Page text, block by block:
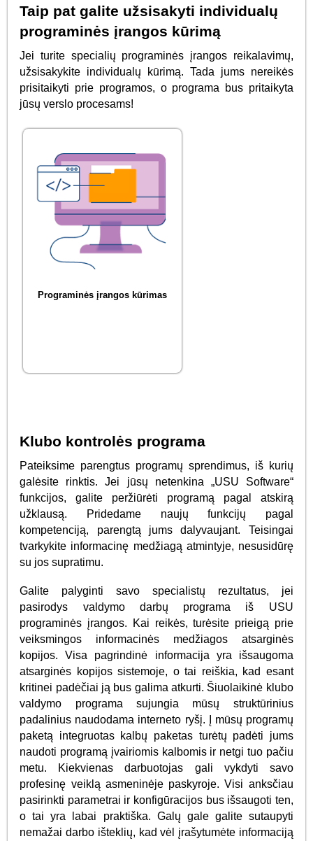
Taip pat galite užsisakyti individualų
programinės įrangos kūrimą
Jei turite specialių programinės įrangos reikalavimų,
užsisakykite individualų kūrimą. Tada jums nereikės
prisitaikyti prie programos, o programa bus pritaikyta
jūsų verslo procesams!
Programinės įrangos kūrimas
Klubo kontrolės programa
Pateiksime parengtus programų sprendimus, iš kurių
galėsite rinktis. Jei jūsų netenkina „USU Software“
funkcijos, galite peržiūrėti programą pagal atskirą
užklausą. Pridedame naujų funkcijų pagal
kompetenciją, parengtą jums dalyvaujant. Teisingai
tvarkykite informacinę medžiagą atmintyje, nesusidūrę
su jos supratimu.
Galite palyginti savo specialistų rezultatus, jei
pasirodys valdymo darbų programa iš USU
programinės įrangos. Kai reikės, turėsite prieigą prie
veiksmingos informacinės medžiagos atsarginės
kopijos. Visa pagrindinė informacija yra išsaugoma
atsarginės kopijos sistemoje, o tai reiškia, kad esant
kritinei padėčiai ją bus galima atkurti. Šiuolaikinė klubo
valdymo programa sujungia mūsų struktūrinius
padalinius naudodama interneto ryšį. Į mūsų programų
paketą integruotas kalbų paketas turėtų padėti jums
naudoti programą įvairiomis kalbomis ir netgi tuo pačiu
metu. Kiekvienas darbuotojas gali vykdyti savo
profesinę veiklą asmeninėje paskyroje. Visi anksčiau
pasirinkti parametrai ir konfigūracijos bus išsaugoti ten,
o tai yra labai praktiška. Galų gale galite sutaupyti
nemažai darbo išteklių, kad vėl įrašytumėte informaciją